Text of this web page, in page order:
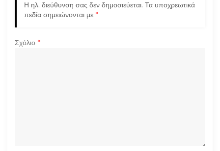
ρ
θ
Η ηλ. διεύθυνση σας δεν δημοσιεύεται. Τα υποχρεωτικά
πεδία σημειώνονται με *
Σχόλιο *